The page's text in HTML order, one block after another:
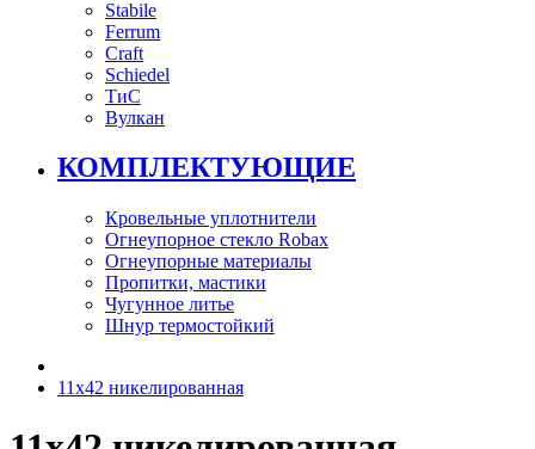
Stabile
Ferrum
Craft
Schiedel
ТиС
Вулкан
КОМПЛЕКТУЮЩИЕ
Кровельные уплотнители
Огнеупорное стекло Robax
Огнеупорные материалы
Пропитки, мастики
Чугунное литье
Шнур термостойкий
11х42 никелированная